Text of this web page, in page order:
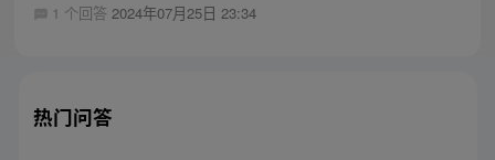
1 个回答 2024年07月25日 23:34
热门问答